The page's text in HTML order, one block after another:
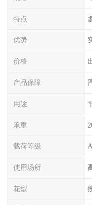
特点
优势
价格
产品保障
用途
承重
载荷等级
使用场所
花型